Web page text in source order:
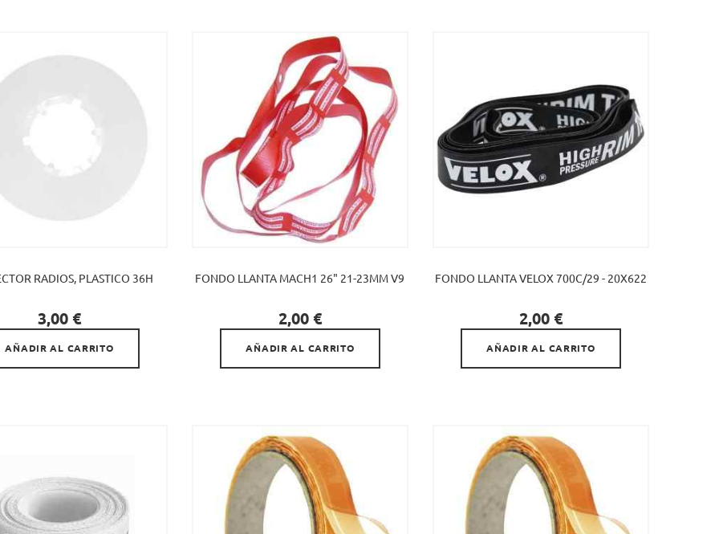
RADIOS, PLASTICO 36H
Precio
3,00 €

AÑADIR AL CARRITO
FONDO LLANTA MACH1 26" 21-23MM V9
Precio
2,00 €

AÑADIR AL CARRITO
FONDO LLANTA VELOX 700C/29 - 20X622
Precio
2,00 €

AÑADIR AL CARRITO